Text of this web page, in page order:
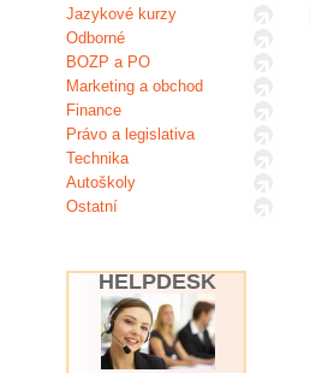
Jazykové kurzy
Odborné
BOZP a PO
Marketing a obchod
Finance
Právo a legislativa
Technika
Autoškoly
Ostatní
HELPDESK